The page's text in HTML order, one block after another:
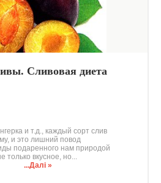
Сливовая диета
и т.д., каждый сорт слив
и это лишний повод
подаренного нам природой
только вкусное, но...
...Далі »